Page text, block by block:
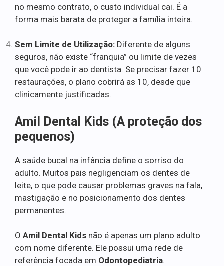
no mesmo contrato, o custo individual cai. É a
forma mais barata de proteger a família inteira.
Sem Limite de Utilização: Diferente de alguns
seguros, não existe “franquia” ou limite de vezes
que você pode ir ao dentista. Se precisar fazer 10
restaurações, o plano cobrirá as 10, desde que
clinicamente justificadas.
Amil Dental Kids (A proteção dos
pequenos)
A saúde bucal na infância define o sorriso do
adulto. Muitos pais negligenciam os dentes de
leite, o que pode causar problemas graves na fala,
mastigação e no posicionamento dos dentes
permanentes.
O Amil Dental Kids não é apenas um plano adulto
com nome diferente. Ele possui uma rede de
referência focada em Odontopediatria.